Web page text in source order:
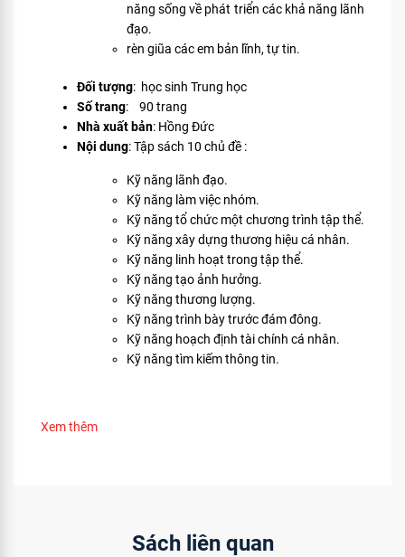
năng sống về phát triển các khả năng lãnh
đạo.
rèn giũa các em bản lĩnh, tự tin.
Đối tượng: học sinh Trung học
Số trang: 90 trang
Nhà xuất bản: Hồng Đức
Nội dung: Tập sách 10 chủ đề :
Kỹ năng lãnh đạo.
Kỹ năng làm việc nhóm.
Kỹ năng tổ chức một chương trình tập thể.
Kỹ năng xây dựng thương hiệu cá nhân.
Kỹ năng linh hoạt trong tập thể.
Kỹ năng tạo ảnh hưởng.
Kỹ năng thương lượng.
Kỹ năng trình bày trước đám đông.
Kỹ năng hoạch định tài chính cá nhân.
Kỹ năng tìm kiếm thông tin.
Xem thêm
Sách liên quan